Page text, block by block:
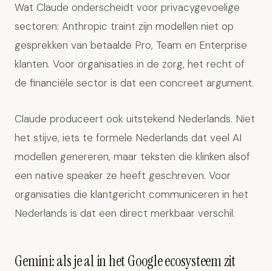
Wat Claude onderscheidt voor privacygevoelige
sectoren: Anthropic traint zijn modellen niet op
gesprekken van betaalde Pro, Team en Enterprise
klanten. Voor organisaties in de zorg, het recht of
de financiële sector is dat een concreet argument.
Claude produceert ook uitstekend Nederlands. Niet
het stijve, iets te formele Nederlands dat veel AI
modellen genereren, maar teksten die klinken alsof
een native speaker ze heeft geschreven. Voor
organisaties die klantgericht communiceren in het
Nederlands is dat een direct merkbaar verschil.
Gemini: als je al in het Google ecosysteem zit